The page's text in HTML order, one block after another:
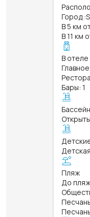
Город :
В 5 км
В 11 км
В отеле
Бары: 1
Пляж
До